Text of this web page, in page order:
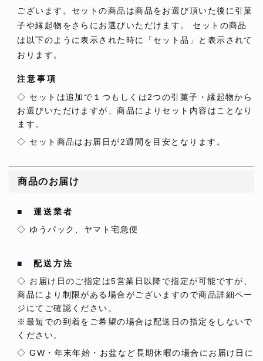
ございます。セットの商品は商品をお選び頂いた後に引菓
子や縁起物をさらにお選びいただけます。 セットの商品
は以下のように表示された時に「セット品」と表示されて
おります。
注意事項
◇ セットは追加で１つもしくは2つの引菓子・縁起物から
お選びいただけますが、商品によりセット内容はことなり
ます。
◇ セット商品はお届日が2週間を目安となります。
商品のお届け
■ 運送業者
◇ ゆうパック、ヤマト宅急便
■ 配送方法
◇ お届け日のご指定は5営業日以降で指定が可能ですが、
商品により制限がある場合がございますので商品詳細ペー
ジにてご確認ください。
※最短での到着をご希望の場合は配送日の指定をしないで
ください。
◇ GW・年末年始・お盆など長期休暇の場合にお届け日に